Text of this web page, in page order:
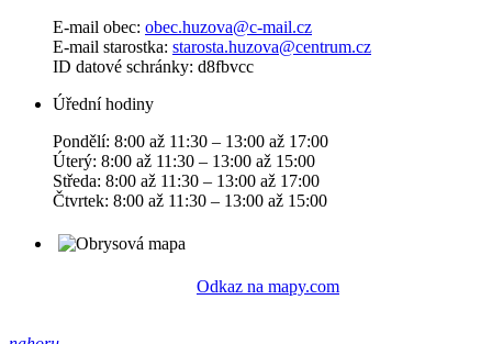
E-mail obec: obec.huzova@c-mail.cz
E-mail starostka: starosta.huzova@centrum.cz
ID datové schránky: d8fbvcc
Úřední hodiny
Pondělí: 8:00 až 11:30 – 13:00 až 17:00
Úterý: 8:00 až 11:30 – 13:00 až 15:00
Středa: 8:00 až 11:30 – 13:00 až 17:00
Čtvrtek: 8:00 až 11:30 – 13:00 až 15:00
Odkaz na mapy.com